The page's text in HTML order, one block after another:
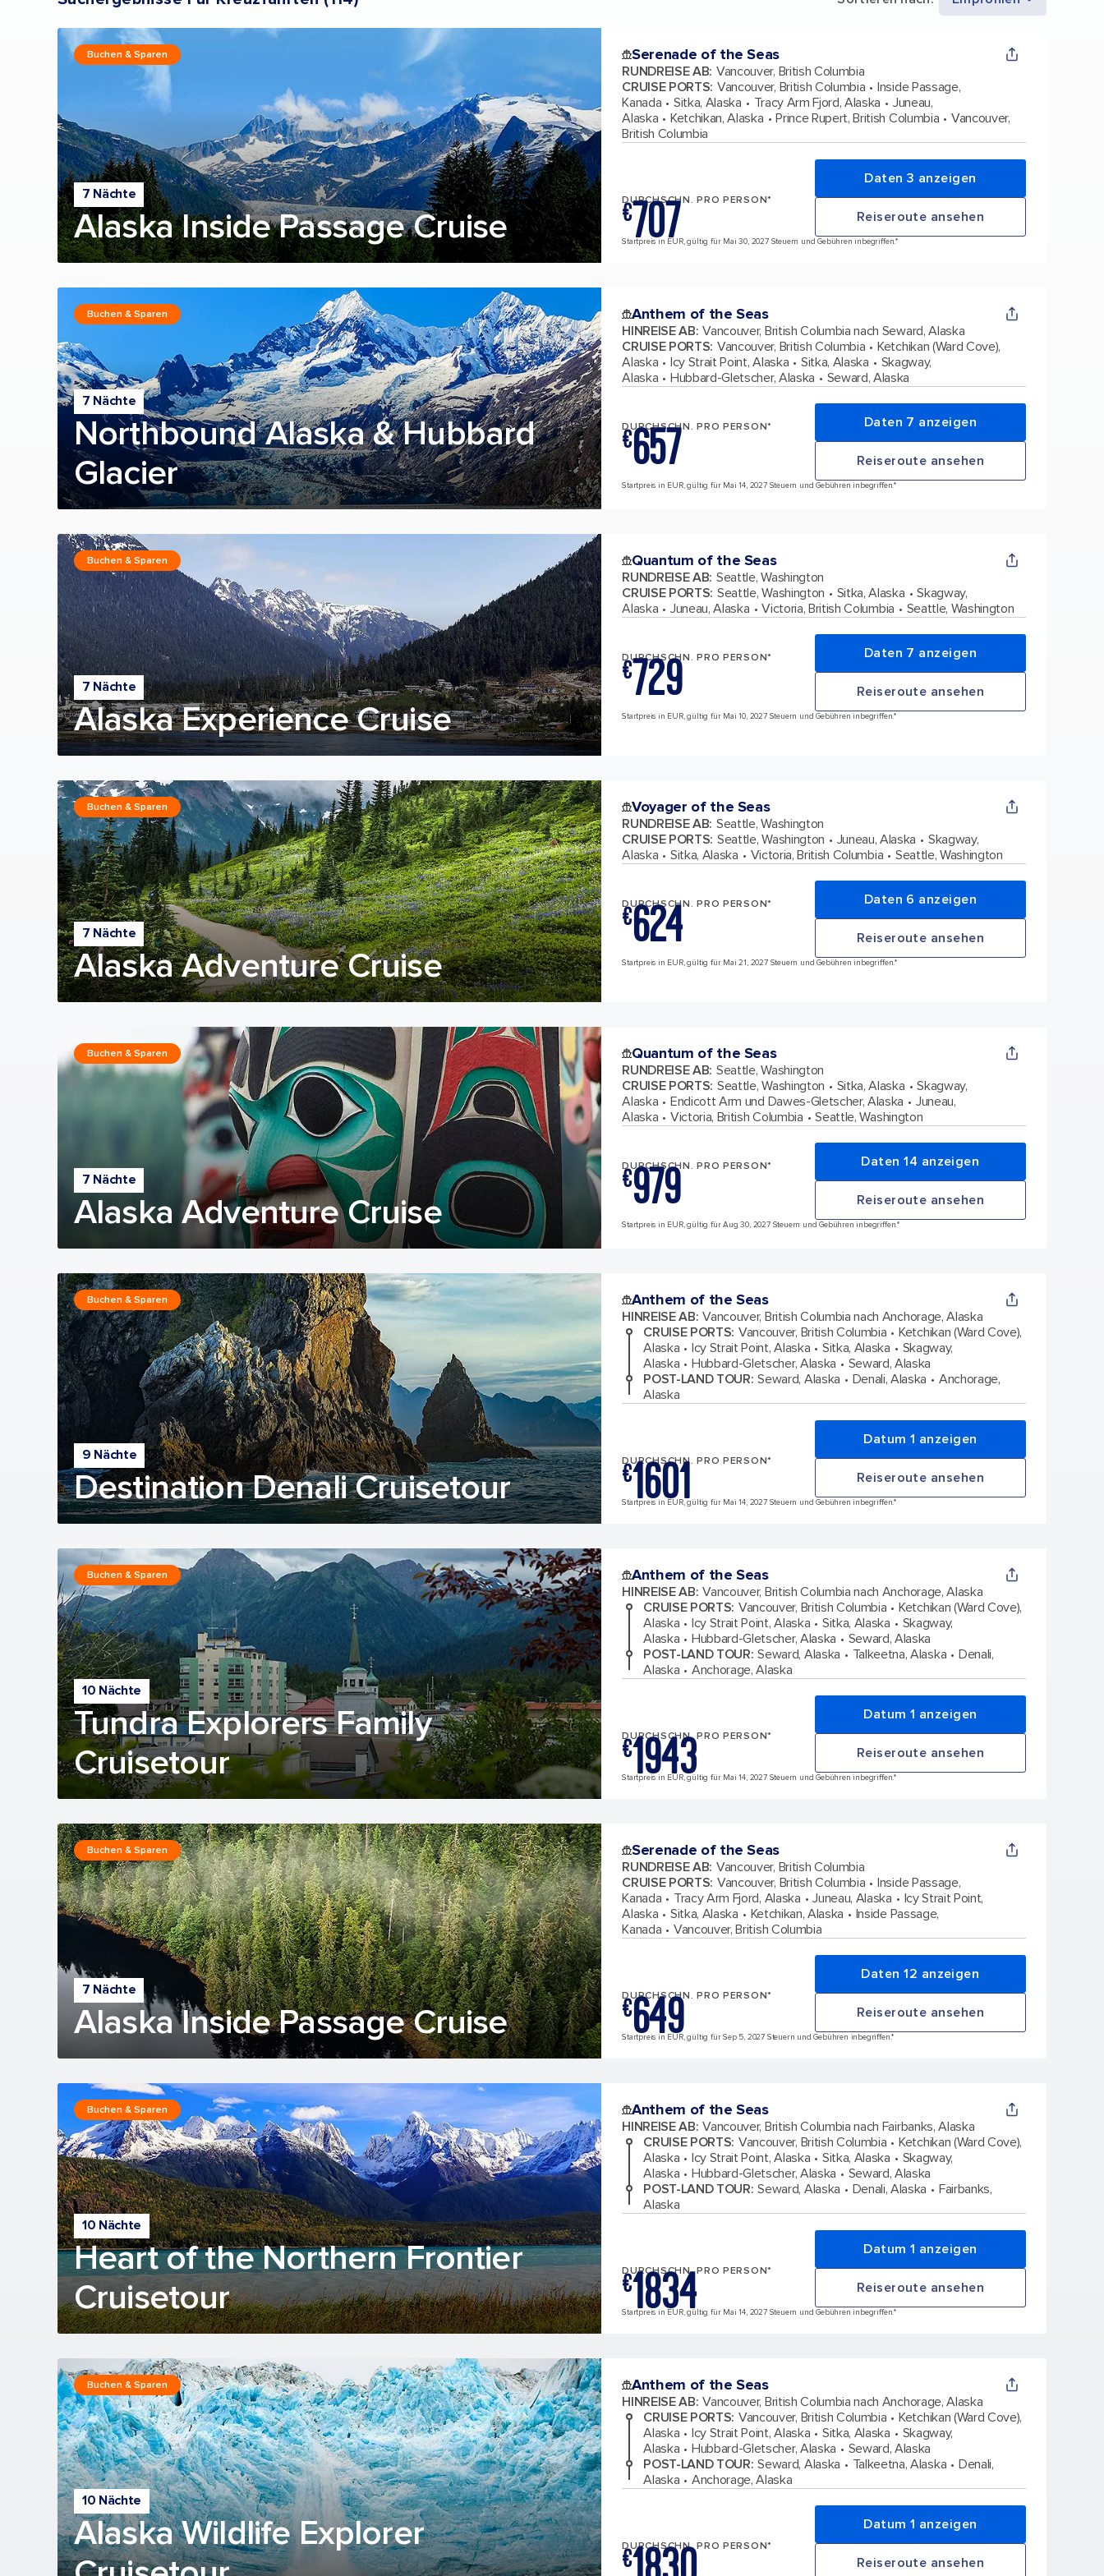
7 Nächte
Alaska Inside Passage Cruise
Buchen & Sparen Serenade of the Seas
RUNDREISE AB: Vancouver, British Columbia
CRUISE PORTS: Vancouver, British Columbia
Inside Passage,
Kanada
Sitka, Alaska Tracy Arm Fjord, Alaska
Juneau,
Alaska
Ketchikan, Alaska Prince Rupert, British Columbia
Vancouver,
British Columbia
DURCHSCHN. PRO PERSON*
€707
Daten 3 anzeigen
Reiseroute ansehen
Startpreis in EUR, gültig für Mai 30, 2027 Steuern und Gebühren inbegriffen.*
7 Nächte
Northbound Alaska & Hubbard
Glacier
Buchen & Sparen Anthem of the Seas
HINREISE AB: Vancouver, British Columbia nach Seward, Alaska
CRUISE PORTS: Vancouver, British Columbia
Ketchikan (Ward Cove),
Alaska
Icy Strait Point, Alaska Sitka, Alaska
Skagway,
Alaska
Hubbard-Gletscher, Alaska Seward, Alaska
DURCHSCHN. PRO PERSON*
€657 Daten 7 anzeigen
Reiseroute ansehen
Startpreis in EUR, gültig für Mai 14, 2027 Steuern und Gebühren inbegriffen.*
7 Nächte
Alaska Experience Cruise
Buchen & Sparen Quantum of the Seas
RUNDREISE AB: Seattle, Washington
CRUISE PORTS: Seattle, Washington Sitka, Alaska
Skagway,
Alaska
Juneau, Alaska Victoria, British Columbia Seattle, Washington
DURCHSCHN. PRO PERSON*
€729 Daten 7 anzeigen
Reiseroute ansehen
Startpreis in EUR, gültig für Mai 10, 2027 Steuern und Gebühren inbegriffen.*
7 Nächte
Alaska Adventure Cruise
Buchen & Sparen Voyager of the Seas
RUNDREISE AB: Seattle, Washington
CRUISE PORTS: Seattle, Washington Juneau, Alaska
Skagway,
Alaska
Sitka, Alaska Victoria, British Columbia Seattle, Washington
DURCHSCHN. PRO PERSON*
€624 Daten 6 anzeigen
Reiseroute ansehen
Startpreis in EUR, gültig für Mai 21, 2027 Steuern und Gebühren inbegriffen.*
7 Nächte
Alaska Adventure Cruise
Buchen & Sparen Quantum of the Seas
RUNDREISE AB: Seattle, Washington
CRUISE PORTS: Seattle, Washington Sitka, Alaska
Skagway,
Alaska
Endicott Arm und Dawes-Gletscher, Alaska
Juneau,
Alaska
Victoria, British Columbia Seattle, Washington
DURCHSCHN. PRO PERSON*
€979 Daten 14 anzeigen
Reiseroute ansehen
Startpreis in EUR, gültig für Aug 30, 2027 Steuern und Gebühren inbegriffen.*
9 Nächte
Destination Denali Cruisetour
Buchen & Sparen Anthem of the Seas
HINREISE AB: Vancouver, British Columbia nach Anchorage, Alaska
CRUISE PORTS: Vancouver, British Columbia
Ketchikan (Ward Cove),
Alaska
Icy Strait Point, Alaska Sitka, Alaska
Skagway,
Alaska
Hubbard-Gletscher, Alaska
Seward, Alaska
POST-LAND TOUR: Seward, Alaska Denali, Alaska
Anchorage,
Alaska
DURCHSCHN. PRO PERSON*
€1601
Datum 1 anzeigen
Reiseroute ansehen
Startpreis in EUR, gültig für Mai 14, 2027 Steuern und Gebühren inbegriffen.*
10 Nächte
Tundra Explorers Family
Cruisetour
Buchen & Sparen Anthem of the Seas
HINREISE AB: Vancouver, British Columbia nach Anchorage, Alaska
CRUISE PORTS: Vancouver, British Columbia
Ketchikan (Ward Cove),
Alaska
Icy Strait Point, Alaska Sitka, Alaska
Skagway,
Alaska
Hubbard-Gletscher, Alaska
Seward, Alaska
POST-LAND TOUR: Seward, Alaska Talkeetna, Alaska
Denali,
Alaska
Anchorage, Alaska
DURCHSCHN. PRO PERSON*
€1943
Datum 1 anzeigen
Reiseroute ansehen
Startpreis in EUR, gültig für Mai 14, 2027 Steuern und Gebühren inbegriffen.*
7 Nächte
Alaska Inside Passage Cruise
Buchen & Sparen Serenade of the Seas
RUNDREISE AB: Vancouver, British Columbia
CRUISE PORTS: Vancouver, British Columbia
Inside Passage,
Kanada
Tracy Arm Fjord, Alaska Juneau, Alaska
Icy Strait Point,
Alaska
Sitka, Alaska Ketchikan, Alaska
Inside Passage,
Kanada
Vancouver, British Columbia
DURCHSCHN. PRO PERSON*
€649
Daten 12 anzeigen
Reiseroute ansehen
Startpreis in EUR, gültig für Sep 5, 2027 Steuern und Gebühren inbegriffen.*
10 Nächte
Heart of the Northern Frontier
Cruisetour
Buchen & Sparen Anthem of the Seas
HINREISE AB: Vancouver, British Columbia nach Fairbanks, Alaska
CRUISE PORTS: Vancouver, British Columbia
Ketchikan (Ward Cove),
Alaska
Icy Strait Point, Alaska Sitka, Alaska
Skagway,
Alaska
Hubbard-Gletscher, Alaska
Seward, Alaska
POST-LAND TOUR: Seward, Alaska Denali, Alaska
Fairbanks,
Alaska
DURCHSCHN. PRO PERSON*
€1834
Datum 1 anzeigen
Reiseroute ansehen
Startpreis in EUR, gültig für Mai 14, 2027 Steuern und Gebühren inbegriffen.*
10 Nächte
Alaska Wildlife Explorer
Buchen & Sparen Anthem of the Seas
HINREISE AB: Vancouver, British Columbia nach Anchorage, Alaska
CRUISE PORTS: Vancouver, British Columbia
Ketchikan (Ward Cove),
Alaska
Icy Strait Point, Alaska Sitka, Alaska
Skagway,
Alaska
Hubbard-Gletscher, Alaska
Seward, Alaska
POST-LAND TOUR: Seward, Alaska Talkeetna, Alaska
Denali,
Alaska
Anchorage, Alaska
DURCHSCHN. PRO PERSON*
€
Datum 1 anzeigen
Reiseroute ansehen